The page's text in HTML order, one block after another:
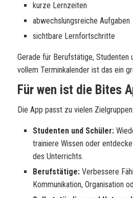
kurze Lernzeiten
abwechslungsreiche Aufgaben
sichtbare Lernfortschritte
Gerade für Berufstätige, Studenten
vollem Terminkalender ist das ein
Für wen ist die Bites
Die App passt zu vielen Zielgruppen:
Studenten und Schüler:
trainiere Wissen oder
des Unterrichts.
Berufstätige: Verbessere
Kommunikation, Organisation